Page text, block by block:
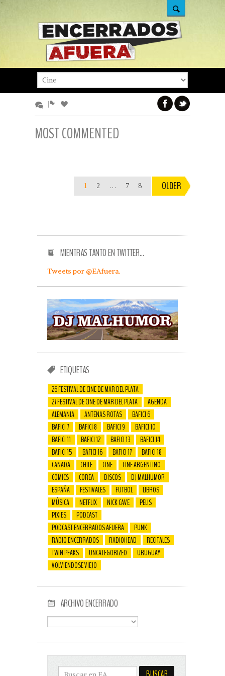
MOST COMMENTED
1 2 … 7 8 OLDER
MIENTRAS TANTO EN TWITTER…
Tweets por @EAfuera.
ETIQUETAS
26 FESTIVAL DE CINE DE MAR DEL PLATA
27 FESTIVAL DE CINE DE MAR DEL PLATA
AGENDA
ALEMANIA
ANTENAS ROTAS
BAFICI 6
BAFICI 7
BAFICI 8 BAFICI 9
BAFICI 10
BAFICI 11
BAFICI 12 BAFICI 13
BAFICI 14
BAFICI 15
BAFICI 16 BAFICI 17
BAFICI 18
CANADÁ
CHILE CINE
CINE ARGENTINO
COMICS
COREA DISCOS
DJ MALHUMOR
ESPAÑA
FESTIVALES FUTBOL
LIBROS
MÚSICA
NETFLIX NICK CAVE
PELIS
PIXIES
PODCAST
PODCAST ENCERRADOS AFUERA
PUNK
RADIO ENCERRADOS
RADIOHEAD
RECITALES
TWIN PEAKS
UNCATEGORIZED
URUGUAY
VOLVIENDOSE VIEJO
ARCHIVO ENCERRADO